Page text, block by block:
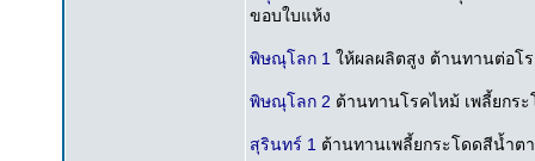
ขอบใบแห้ง
พิษณุโลก 1 ให้ผลผลิตสูง ต้านทานต่อโ
พิษณุโลก 2 ต้านทานโรคไหม้ เพลี้ยกร
สุรินทร์ 1 ต้านทานเพลี้ยกระโดดสีน้ำต